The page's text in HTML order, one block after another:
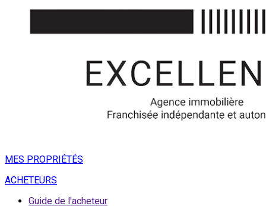
MES PROPRIÉTÉS
ACHETEURS
Guide de l'acheteur